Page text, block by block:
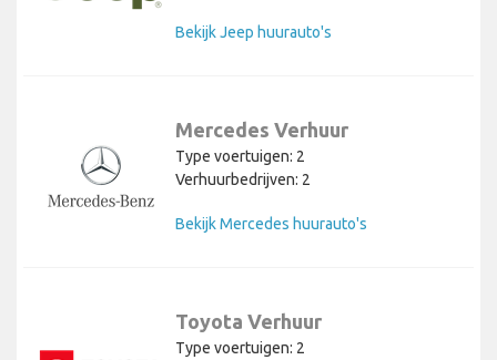
Bekijk Jeep huurauto's
Mercedes Verhuur
Type voertuigen: 2
Verhuurbedrijven: 2
Bekijk Mercedes huurauto's
Toyota Verhuur
Type voertuigen: 2